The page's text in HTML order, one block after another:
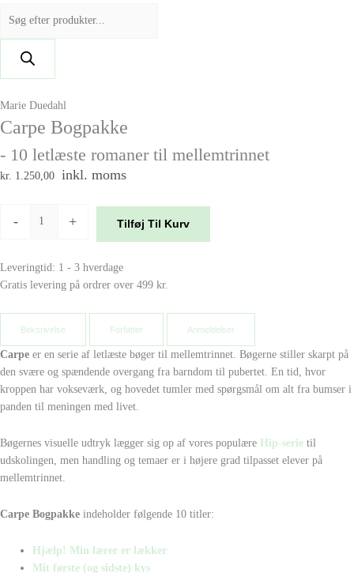
Marie Duedahl
Carpe Bogpakke
- 10 letlæste romaner til mellemtrinnet
kr. 1.250,00 inkl. moms
- + Tilføj Til Kurv
Leveringtid: 1 - 3 hverdage
Gratis levering på ordrer over 499 kr.
Beksrivelse Forfatter Anmeldelser
Carpe er en serie af letlæste bøger til mellemtrinnet. Bøgerne stiller skarpt på
den svære og spændende overgang fra barndom til pubertet. En tid, hvor
kroppen har vokseværk, og hovedet tumler med spørgsmål om alt fra bumser i
panden til meningen med livet.
Bøgernes visuelle udtryk lægger sig op af vores populære Hip-serie til
udskolingen, men handling og temaer er i højere grad tilpasset elever på
mellemtrinnet.
Carpe Bogpakke indeholder følgende 10 titler:
Hjælp! Min lærer er lækker
Mit første (og sidste) kys